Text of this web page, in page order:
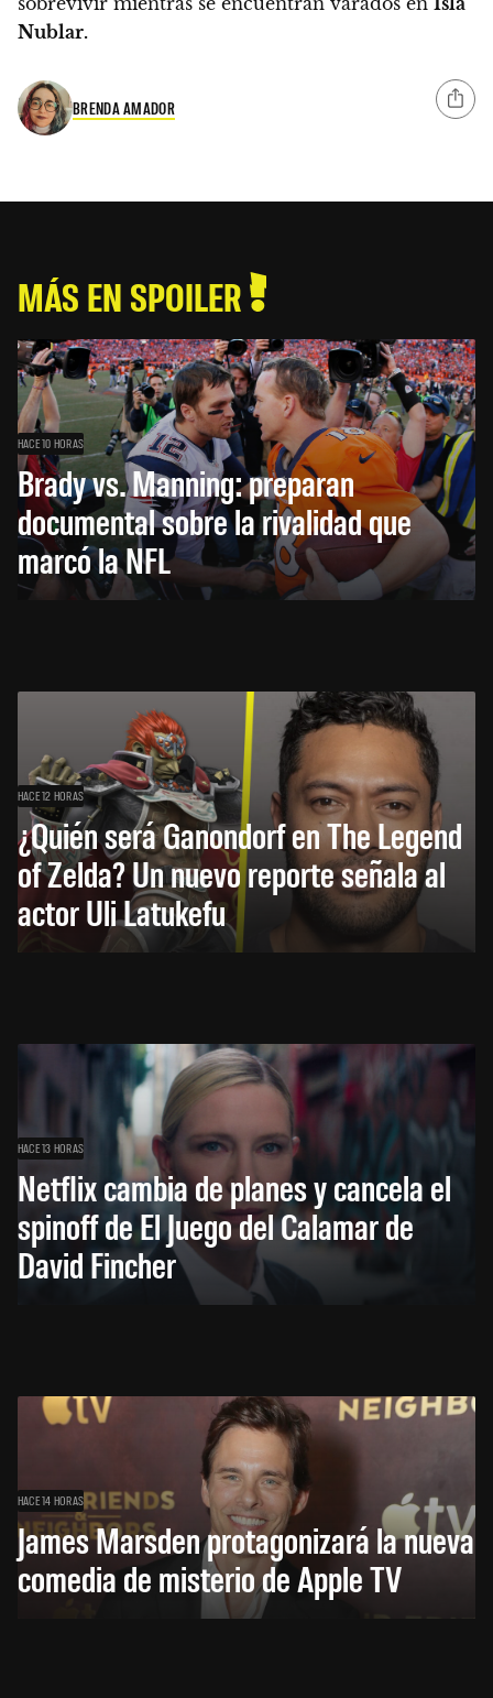
Nublar.
BRENDA AMADOR
MÁS EN SPOILER
HACE 10 HORAS
Brady vs. Manning: preparan
documental sobre la rivalidad que
marcó la NFL
HACE 12 HORAS
¿Quién será Ganondorf en The Legend
of Zelda? Un nuevo reporte señala al
actor Uli Latukefu
HACE 13 HORAS
Netflix cambia de planes y cancela el
spinoff de El Juego del Calamar de
David Fincher
HACE 14 HORAS
James Marsden protagonizará la nueva
comedia de misterio de Apple TV